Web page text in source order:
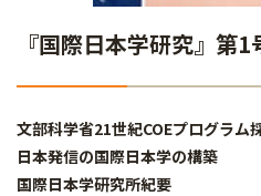
『国際日本学研究』第1
文部科学省21世紀COEプログラム
日本発信の国際日本学の構築
国際日本学研究所紀要